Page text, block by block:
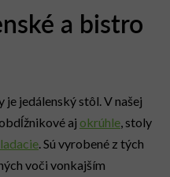
a bistro
je jedálenský stôl. V našej
aj okrúhle , stoly
. Sú vyrobené z tých
voči vonkajším